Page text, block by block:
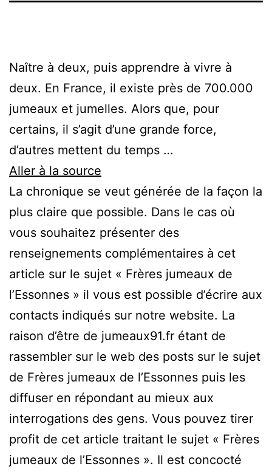
Naître à deux, puis apprendre à vivre à
deux. En France, il existe près de 700.000
jumeaux et jumelles. Alors que, pour
certains, il s’agit d’une grande force,
d’autres mettent du temps …
Aller à la source
La chronique se veut générée de la façon la
plus claire que possible. Dans le cas où
vous souhaitez présenter des
renseignements complémentaires à cet
article sur le sujet « Frères jumeaux de
l’Essonnes » il vous est possible d’écrire aux
contacts indiqués sur notre website. La
raison d’être de jumeaux91.fr étant de
rassembler sur le web des posts sur le sujet
de Frères jumeaux de l’Essonnes puis les
diffuser en répondant au mieux aux
interrogations des gens. Vous pouvez tirer
profit de cet article traitant le sujet « Frères
jumeaux de l’Essonnes ». Il est concocté